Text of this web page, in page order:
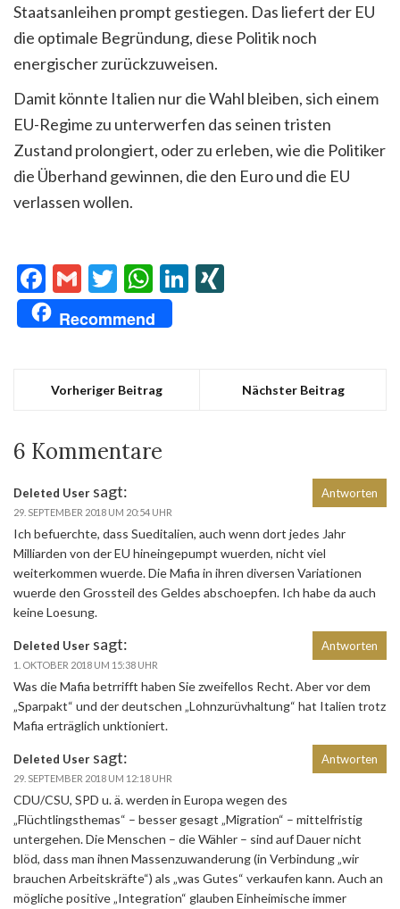
Staatsanleihen prompt gestiegen. Das liefert der EU
die optimale Begründung, diese Politik noch
energischer zurückzuweisen.
Damit könnte Italien nur die Wahl bleiben, sich einem
EU-Regime zu unterwerfen das seinen tristen
Zustand prolongiert, oder zu erleben, wie die Politiker
die Überhand gewinnen, die den Euro und die EU
verlassen wollen.
Facebook
GmailTwitter
WhatsApp
LinkedIn
Recommend
Vorheriger Beitrag Nächster Beitrag
6 Kommentare
Deleted User sagt:
29. SEPTEMBER 2018 UM 20:54 UHR
Ich befuerchte, dass Sueditalien, auch wenn dort jedes Jahr
Milliarden von der EU hineingepumpt wuerden, nicht viel
weiterkommen wuerde. Die Mafia in ihren diversen Variationen
wuerde den Grossteil des Geldes abschoepfen. Ich habe da auch
keine Loesung.
Antworten
Deleted User sagt:
1. OKTOBER 2018 UM 15:38 UHR
Was die Mafia betrrifft haben Sie zweifellos Recht. Aber vor dem
„Sparpakt“ und der deutschen „Lohnzurüvhaltung“ hat Italien trotz
Mafia erträglich unktioniert.
Antworten
Deleted User sagt:
29. SEPTEMBER 2018 UM 12:18 UHR
CDU/CSU, SPD u. ä. werden in Europa wegen des
„Flüchtlingsthemas“ – besser gesagt „Migration“ – mittelfristig
untergehen. Die Menschen – die Wähler – sind auf Dauer nicht
blöd, dass man ihnen Massenzuwanderung (in Verbindung „wir
brauchen Arbeitskräfte“) als „was Gutes“ verkaufen kann. Auch an
mögliche positive „Integration“ glauben Einheimische immer
Antworten